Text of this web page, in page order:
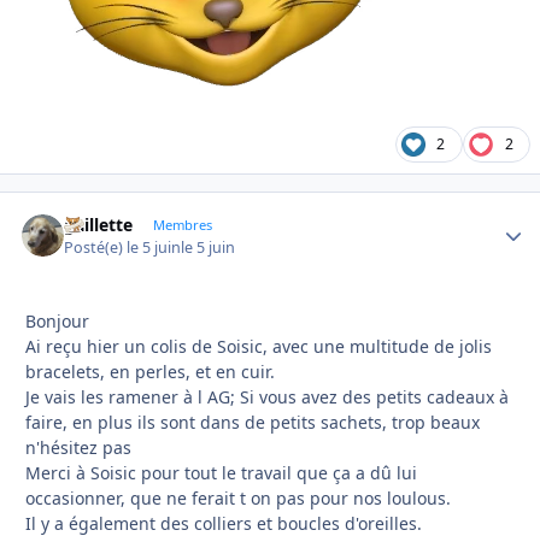
2 2
gaillette Membres
Posté(e) le 5 juinle 5 juin
Bonjour
Ai reçu hier un colis de Soisic, avec une multitude de jolis
bracelets, en perles, et en cuir.
Je vais les ramener à l AG; Si vous avez des petits cadeaux à
faire, en plus ils sont dans de petits sachets, trop beaux
n'hésitez pas
Merci à Soisic pour tout le travail que ça a dû lui
occasionner, que ne ferait t on pas pour nos loulous.
Il y a également des colliers et boucles d'oreilles.